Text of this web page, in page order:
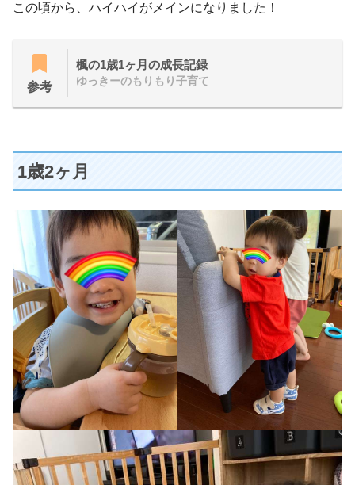
この頃から、ハイハイがメインになりました！
参考
楓の1歳1ヶ月の成長記録
ゆっきーのもりもり子育て
1歳2ヶ月